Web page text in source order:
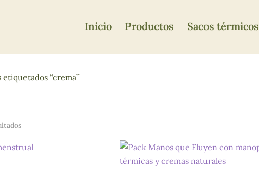
Inicio Productos Sacos térmicos
“crema”